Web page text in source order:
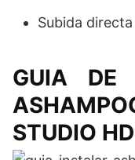
Subida
GUIA DE
STUDIO HD